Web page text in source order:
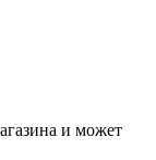
и может